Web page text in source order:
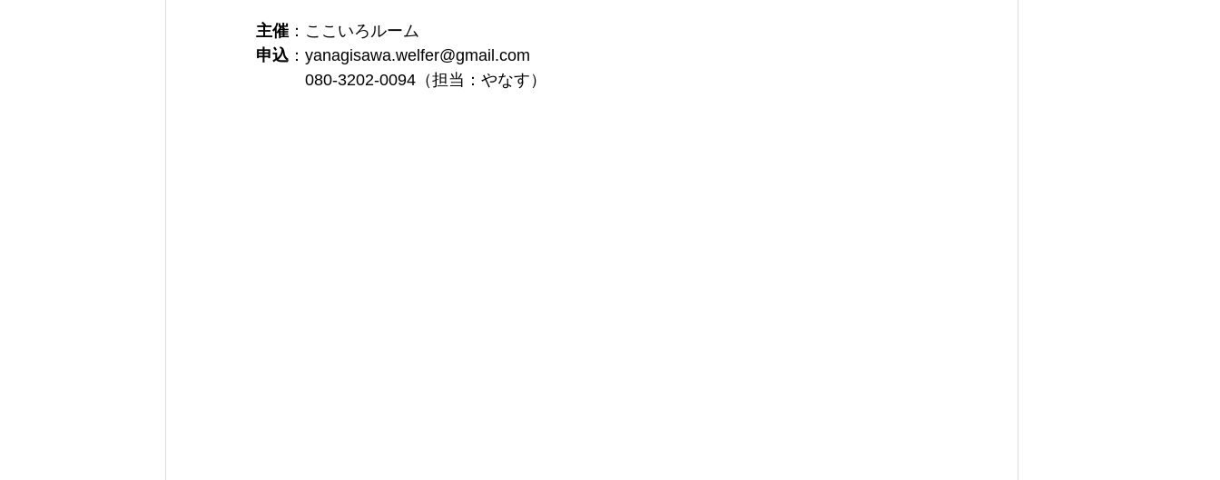
主催 ：ここいろルーム
申込 ：yanagisawa.welfer@gmail.com
080-3202-0094（担当：やなす）